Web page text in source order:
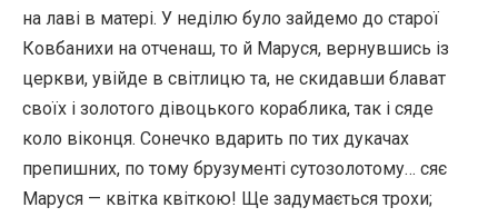
на лаві в матері. У неділю було зайдемо до старої
Ковбанихи на отченаш, то й Маруся, вернувшись із
церкви, увійде в світлицю та, не скидавши блават
своїх і золотого дівоцького кораблика, так і сяде
коло віконця. Сонечко вдарить по тих дукачах
препишних, по тому брузументі сутозолотому… сяє
Маруся — квітка квіткою! Ще задумається трохи;